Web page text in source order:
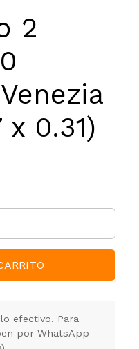
2
x 0.31)
efectivo. Para
por WhatsApp